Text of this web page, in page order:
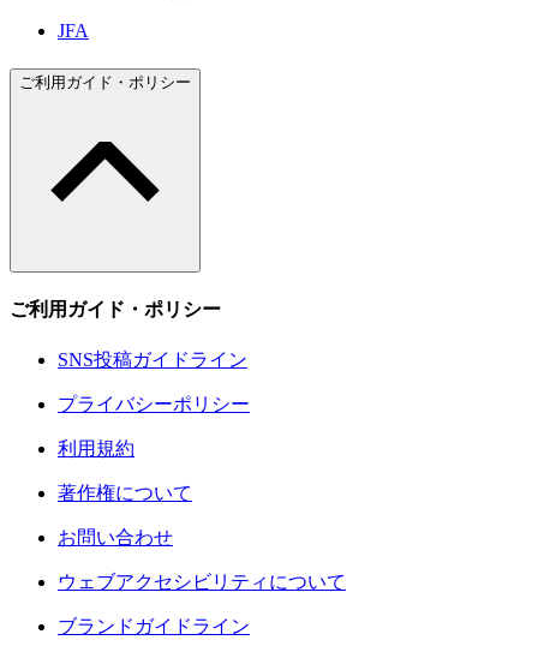
JFA
ご利用ガイド・ポリシー
ご利用ガイド・ポリシー
SNS投稿ガイドライン
プライバシーポリシー
利用規約
著作権について
お問い合わせ
ウェブアクセシビリティについて
ブランドガイドライン